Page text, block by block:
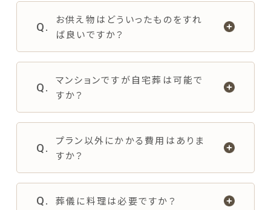
お役立ち情報
対応エリア：
福山・府中・尾道・三原・神石高原町・世羅
備後地方を中心に、周辺地域も対応可能です。
お供え物はどういったものをすれ
ば良いですか？
マンションですが自宅葬は可能で
すか？
プラン以外にかかる費用はありま
すか？
葬儀に料理は必要ですか？